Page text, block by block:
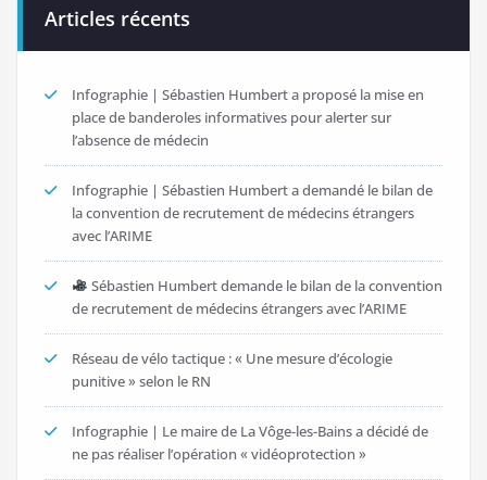
Articles récents
Infographie | Sébastien Humbert a proposé la mise en
place de banderoles informatives pour alerter sur
l’absence de médecin
Infographie | Sébastien Humbert a demandé le bilan de
la convention de recrutement de médecins étrangers
avec l’ARIME
Sébastien Humbert demande le bilan de la convention
de recrutement de médecins étrangers avec l’ARIME
Réseau de vélo tactique : « Une mesure d’écologie
punitive » selon le RN
Infographie | Le maire de La Vôge-les-Bains a décidé de
ne pas réaliser l’opération « vidéoprotection »